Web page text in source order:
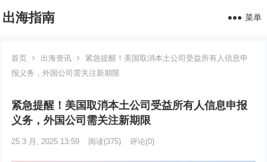
出海指南 菜单
首页 出海资讯
紧急提醒！美国取消本土公司受益所有人信息申
报义务，外国公司需关注新期限
紧急提醒！美国取消本土公司受益所有人信息申报
义务，外国公司需关注新期限
25 3 月, 2025 13:59 阅读(375) 评论(0)